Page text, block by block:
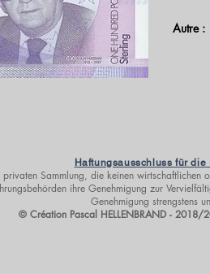
Autre :
Haftungsausschluss für die
Sammlung, die keinen
ihre Genehmigung zur
Genehmigung strengstens
© Création Pascal HELLENBRAND - 2018/